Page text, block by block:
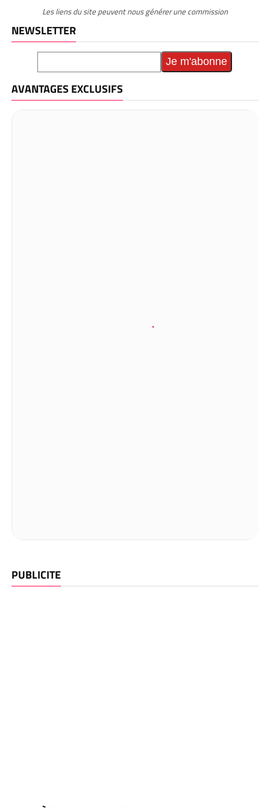
Les liens du site peuvent nous générer une commission
NEWSLETTER
AVANTAGES EXCLUSIFS
PUBLICITE